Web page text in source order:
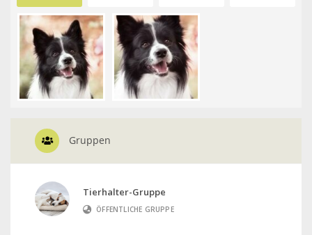
Gruppen
Tierhalter-Gruppe
ÖFFENTLICHE GRUPPE